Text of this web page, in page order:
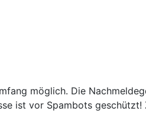
möglich. Die
ist vor Spambots